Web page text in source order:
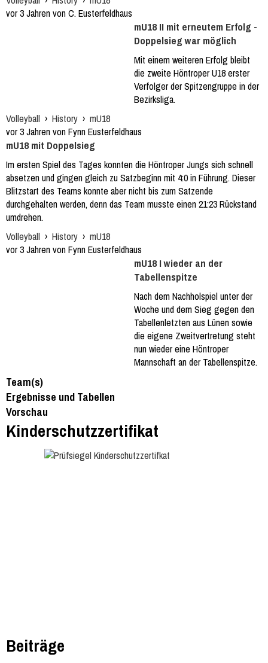
vor 3 Jahren von C. Eusterfeldhaus
mU18 II mit erneutem Erfolg -
Doppelsieg war möglich
Mit einem weiteren Erfolg bleibt
die zweite Höntroper U18 erster
Verfolger der Spitzengruppe in der
Bezirksliga.
Volleyball › History › mU18
vor 3 Jahren von Fynn Eusterfeldhaus
mU18 mit Doppelsieg
Im ersten Spiel des Tages konnten die Höntroper Jungs sich schnell
absetzen und gingen gleich zu Satzbeginn mit 4:0 in Führung. Dieser
Blitzstart des Teams konnte aber nicht bis zum Satzende
durchgehalten werden, denn das Team musste einen 21:23 Rückstand
umdrehen.
Volleyball › History › mU18
vor 3 Jahren von Fynn Eusterfeldhaus
mU18 I wieder an der
Tabellenspitze
Nach dem Nachholspiel unter der
Woche und dem Sieg gegen den
Tabellenletzten aus Lünen sowie
die eigene Zweitvertretung steht
nun wieder eine Höntroper
Mannschaft an der Tabellenspitze.
Team(s)
Ergebnisse und Tabellen
Vorschau
Kinderschutzzertifikat
Beiträge